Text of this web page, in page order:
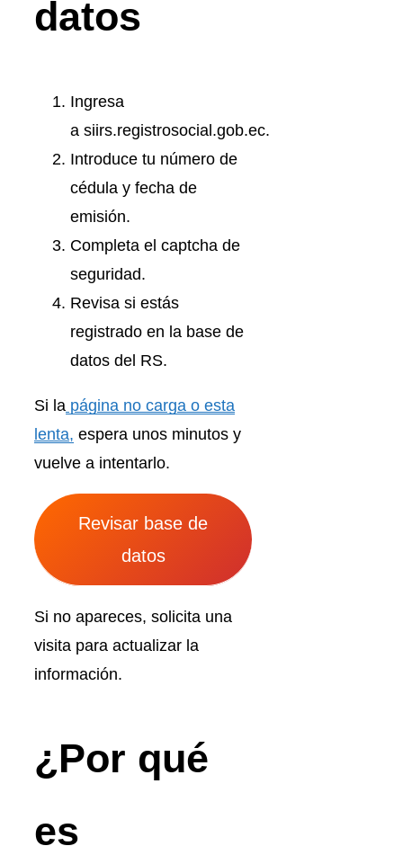
datos
Ingresa
a siirs.registrosocial.gob.ec.
Introduce tu número de
cédula y fecha de
emisión.
Completa el captcha de
seguridad.
Revisa si estás
registrado en la base de
datos del RS.
Si la página no carga o esta
lenta, espera unos minutos y
vuelve a intentarlo.
Revisar base de
datos
Si no apareces, solicita una
visita para actualizar la
información.
¿Por qué
es